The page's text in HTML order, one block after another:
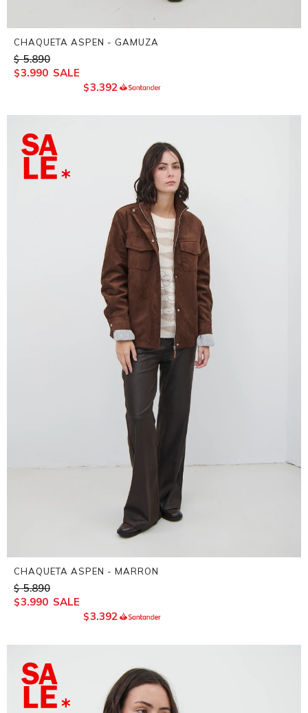
CHAQUETA ASPEN - GAMUZA
$ 5.890
$3.990
$3.392
CHAQUETA ASPEN - MARRON
$ 5.890
$3.990
$3.392